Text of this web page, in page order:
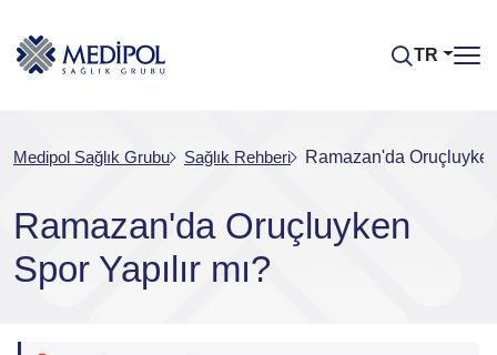
TR
Medipol Sağlık Grubu Sağlık Rehberi Ramazan'da Oruçluyken
Ramazan'da Oruçluyken
Spor Yapılır mı?